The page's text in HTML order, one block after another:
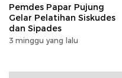
Pemdes Papar Pujung
Gelar Pelatihan Siskudes
dan Sipades
3 minggu yang lalu